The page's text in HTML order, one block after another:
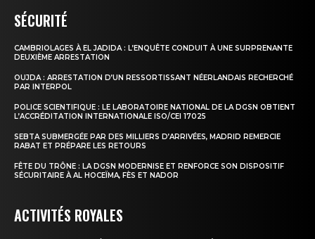
SÉCURITÉ
CAMBRIOLAGES À EL JADIDA : L’ENQUÊTE CONDUIT À UNE SURPRENANTE
DEUXIÈME ARRESTATION
OUJDA : ARRESTATION D’UN RESSORTISSANT NÉERLANDAIS RECHERCHÉ
PAR INTERPOL
POLICE SCIENTIFIQUE : LE LABORATOIRE NATIONAL DE LA DGSN OBTIENT
L’ACCRÉDITATION INTERNATIONALE ISO/CEI 17025
SEBTA SUBMERGÉE PAR DES MILLIERS D’ARRIVÉES, MADRID REMERCIE
RABAT ET PRÉPARE LES RETOURS
FÊTE DU TRÔNE : LA DGSN MODERNISE ET RENFORCE SON DISPOSITIF
SÉCURITAIRE À AL HOCEÏMA, FÈS ET NADOR
ACTIVITÉS ROYALES